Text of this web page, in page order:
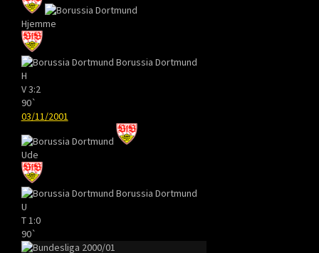
Hjemme
Borussia Dortmund
H
V3:2
90`
03/11/2001
Ude
Borussia Dortmund
U
T 1:0
90`